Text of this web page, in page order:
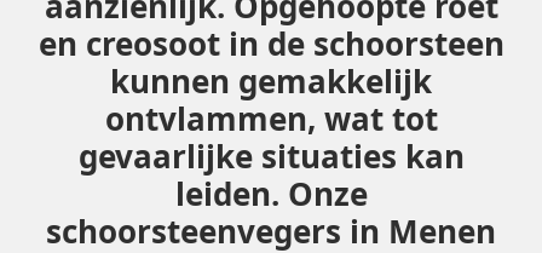
en creosoot in de schoorsteen
kunnen gemakkelijk
ontvlammen, wat tot
gevaarlijke situaties kan
leiden. Onze
schoorsteenvegers in Menen